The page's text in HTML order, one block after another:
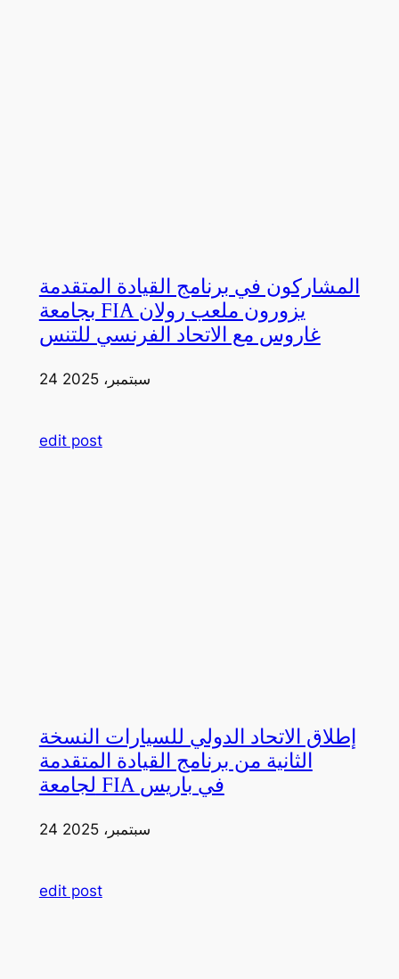
المشاركون في برنامج القيادة المتقدمة
بجامعة FIA يزورون ملعب رولان
غاروس مع الاتحاد الفرنسي للتنس
24 سبتمبر، 2025
edit post
إطلاق الاتحاد الدولي للسيارات النسخة
الثانية من برنامج القيادة المتقدمة
لجامعة FIA في باريس
24 سبتمبر، 2025
edit post